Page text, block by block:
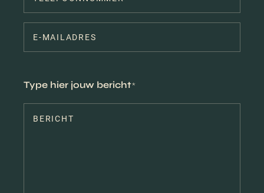
Type hier jouw bericht*